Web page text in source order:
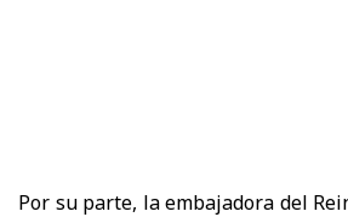
Por su parte, la embajadora del